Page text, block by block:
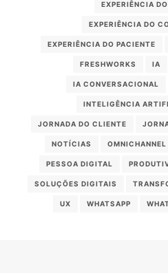
EXPERIÊNCIA
EXPERIÊNCIA DO
EXPERIÊNCIA DO PACIENTE
FRESHWORKS IA
IA CONVERSACIONAL
INTELIGÊNCIA
JORNADA DO CLIENTE
NOTÍCIAS OMNICHANNEL
PESSOA DIGITAL
SOLUÇÕES DIGITAIS
UX WHATSAPP